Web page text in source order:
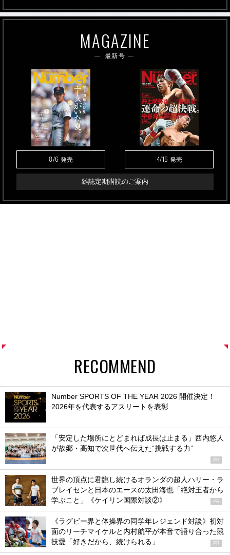
MAGAZINE
最新号
8/6 発売 4/16 発売
雑誌定期購読のご案内
RECOMMEND
Number SPORTS OF THE YEAR 2026 開催決定！
2026年を代表するアスリートを表彰
「安定した場所にとどまれば成長は止まる」西内悠人
が故郷・高知で次世代へ伝えた“挑戦する力”
PR
世界の頂点に君臨し続けるオランダの超人ハリー・ラ
ブレイセンと日本のエースの太田海也「絶対王者から
学ぶこと」《ケイリン国際対談②》
PR
《ラグビー界と体操界の同学年レジェンド対談》初対
面のリーチマイケルと内村航平が本音で語り合った競
技愛「好きだから、続けられる」
PR